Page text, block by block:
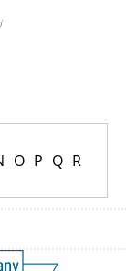
O P Q R